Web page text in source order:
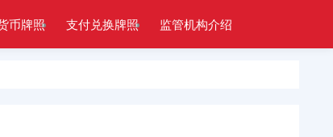
币牌照 支付兑换牌照 监管机构介绍